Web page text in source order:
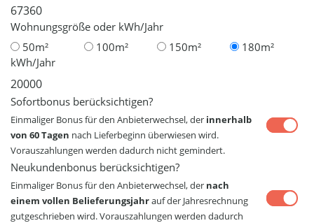
Wohnungsgröße oder kWh/Jahr
50m²
100m² 150m²
180m²
kWh/Jahr
Sofortbonus berücksichtigen?
Einmaliger Bonus für den Anbieterwechsel, der innerhalb
von 60 Tagen nach Lieferbeginn überwiesen wird.
Vorauszahlungen werden dadurch nicht gemindert.
Neukundenbonus berücksichtigen?
Einmaliger Bonus für den Anbieterwechsel, der nach
einem vollen Belieferungsjahrauf der Jahresrechnung
gutgeschrieben wird. Vorauszahlungen werden dadurch